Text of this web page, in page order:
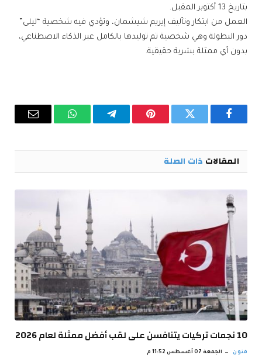
بتاريخ 13 أكتوبر المقبل.
العمل من ابتكار وتأليف إيريم شيشمان، وتؤدي فيه شخصية “ليلى”
دور البطولة وهي شخصية تم توليدها بالكامل عبر الذكاء الاصطناعي،
بدون أي ممثلة بشرية حقيقية.
فيسبوك تويتر بينتيريستتيلقرام واتساب البريد
المقالات ذات الصلة
10 نجمات تركيات يتنافسن على لقب أفضل ممثلة لعام 2026
فنون الجمعة 07 أغسطس 11:52 م